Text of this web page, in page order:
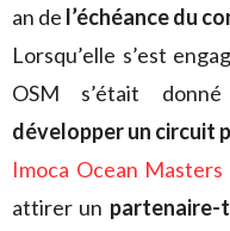
an de l’échéance du
Lorsqu’elle s’est
OSM s’était
développer un circuit
Imoca Ocean
attirer un